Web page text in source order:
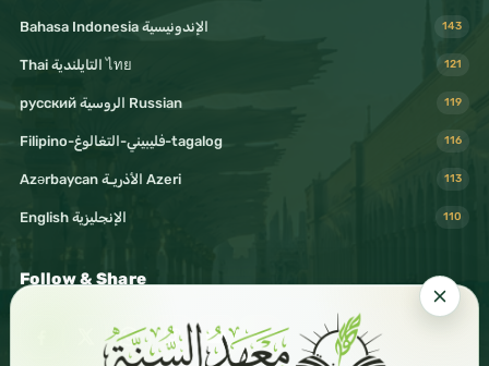
Bahasa Indonesia الإندونيسية 143
Thai التايلندية ไทย 121
русский الروسية Russian 119
Filipino-فليبيني-التغالوغ-tagalog 116
Azərbaycan الأذريـة Azeri 113
English الإنجليزية 110
Follow & Share